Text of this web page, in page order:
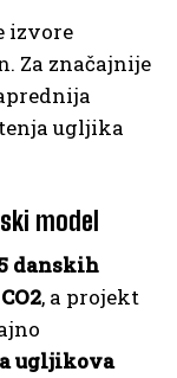
izvore
Za značajnije
ugljika
model
danskih
, a projekt
ugljikova